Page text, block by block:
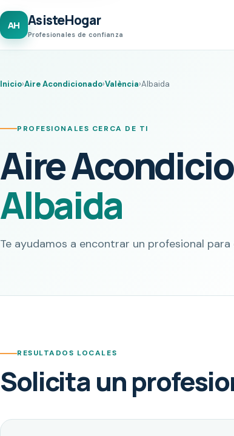
AH AsisteHogar
Profesionales de confianza
Inicio›Aire Acondicionado›València›Albaida
PROFESIONALES CERCA DE TI
Aire
Albaida
Te ayudamos a encontrar un profesional
RESULTADOS LOCALES
Solicita un